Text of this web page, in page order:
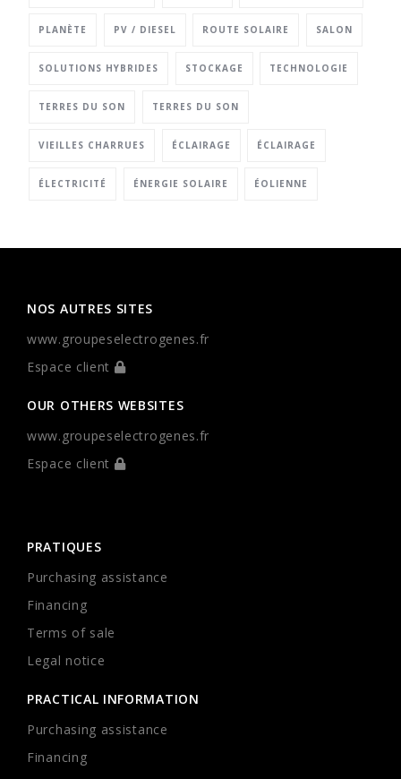
PLANÈTE PV / DIESEL ROUTE SOLAIRE SALON
SOLUTIONS HYBRIDES STOCKAGE TECHNOLOGIE
TERRES DU SON TERRES DU SON
VIEILLES CHARRUES ÉCLAIRAGE ÉCLAIRAGE
ÉLECTRICITÉ ÉNERGIE SOLAIRE ÉOLIENNE
NOS AUTRES SITES
www.groupeselectrogenes.fr
Espace client
OUR OTHERS WEBSITES
www.groupeselectrogenes.fr
Espace client
PRATIQUES
Purchasing assistance
Financing
Terms of sale
Legal notice
PRACTICAL INFORMATION
Purchasing assistance
Financing